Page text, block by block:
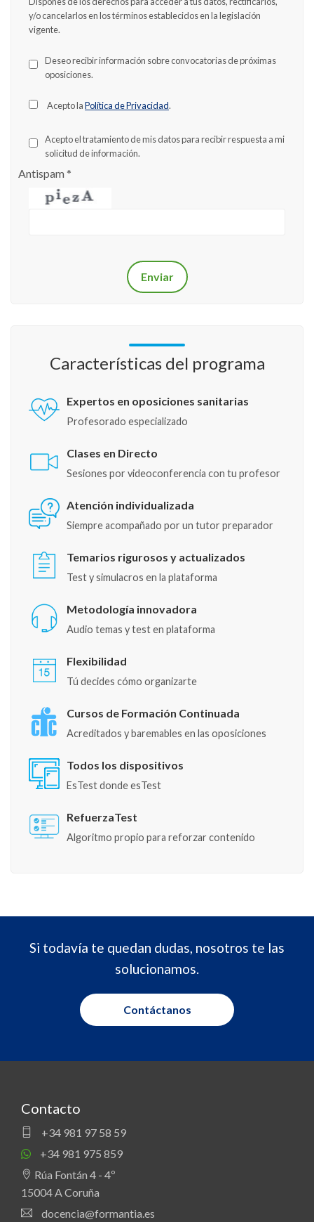
y/o cancelarlos en los términos establecidos en la legislación
vigente.
Deseo recibir información sobre convocatorias de próximas
oposiciones.
Acepto laPolítica de Privacidad.
Acepto el tratamiento de mis datos para recibir respuesta a mi
solicitud de información.
Antispam *
Características del programa
Expertos en oposiciones sanitarias
Profesorado especializado
Clases en Directo
Sesiones por videoconferencia con tu profesor
Atención individualizada
Siempre acompañado por un tutor preparador
Temarios rigurosos y actualizados
Test y simulacros en la plataforma
Metodología innovadora
Audio temas y test en plataforma
Flexibilidad
Tú decides cómo organizarte
Cursos de Formación Continuada
Acreditados y baremables en las oposiciones
Todos los dispositivos
EsTest donde esTest
RefuerzaTest
Algoritmo propio para reforzar contenido
Si todavía te quedan dudas, nosotros te las
solucionamos.
Contáctanos
Contacto
+34 981 97 58 59
+34 981 975 859
Rúa Fontán 4 - 4º
15004 A Coruña
docencia@formantia.es